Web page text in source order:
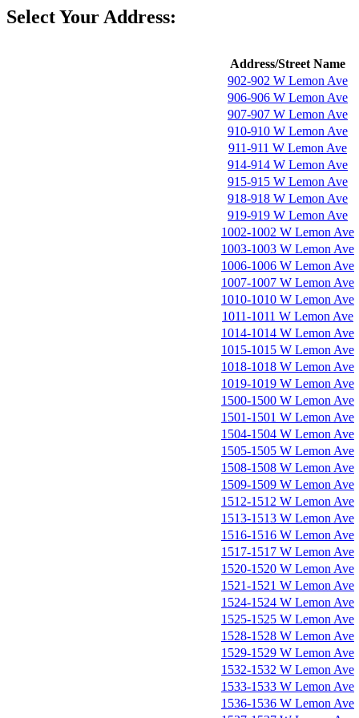
Select Your Address:
Address/Street Name
902-902 W Lemon Ave
906-906 W Lemon Ave
907-907 W Lemon Ave
910-910 W Lemon Ave
911-911 W Lemon Ave
914-914 W Lemon Ave
915-915 W Lemon Ave
918-918 W Lemon Ave
919-919 W Lemon Ave
1002-1002 W Lemon Ave
1003-1003 W Lemon Ave
1006-1006 W Lemon Ave
1007-1007 W Lemon Ave
1010-1010 W Lemon Ave
1011-1011 W Lemon Ave
1014-1014 W Lemon Ave
1015-1015 W Lemon Ave
1018-1018 W Lemon Ave
1019-1019 W Lemon Ave
1500-1500 W Lemon Ave
1501-1501 W Lemon Ave
1504-1504 W Lemon Ave
1505-1505 W Lemon Ave
1508-1508 W Lemon Ave
1509-1509 W Lemon Ave
1512-1512 W Lemon Ave
1513-1513 W Lemon Ave
1516-1516 W Lemon Ave
1517-1517 W Lemon Ave
1520-1520 W Lemon Ave
1521-1521 W Lemon Ave
1524-1524 W Lemon Ave
1525-1525 W Lemon Ave
1528-1528 W Lemon Ave
1529-1529 W Lemon Ave
1532-1532 W Lemon Ave
1533-1533 W Lemon Ave
1536-1536 W Lemon Ave